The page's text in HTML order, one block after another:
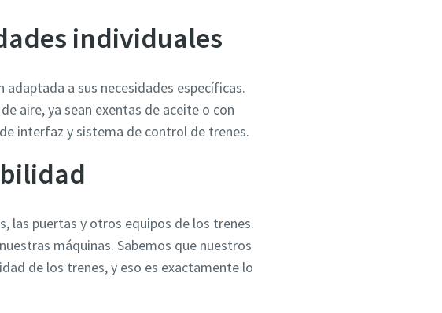
individuales
a sus necesidades específicas.
aire, ya sean exentas de aceite o con
interfaz y sistema de control de trenes.
las puertas y otros equipos de los trenes.
máquinas. Sabemos que nuestros
de los trenes, y eso es exactamente lo